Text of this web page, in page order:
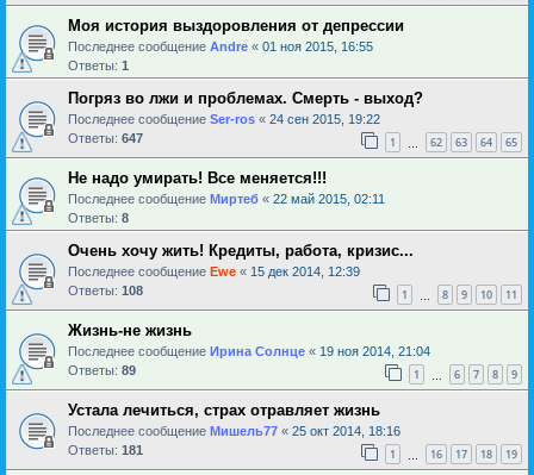
Моя история выздоровления от депрессии
Последнее сообщение Andre « 01 ноя 2015, 16:55
Ответы: 1
Погряз во лжи и проблемах. Смерть - выход?
Последнее сообщение Ser-ros « 24 сен 2015, 19:22
Ответы: 647 1 62 63 64 65
Не надо умирать! Все меняется!!!
Последнее сообщение Миртеб « 22 май 2015, 02:11
Ответы: 8
Очень хочу жить! Кредиты, работа, кризис...
Последнее сообщение Ewe « 15 дек 2014, 12:39
Ответы: 108 1 8 9 10 11
Жизнь-не жизнь
Последнее сообщение Ирина Солнце « 19 ноя 2014, 21:04
Ответы: 89 1 6 7 8 9
Устала лечиться, страх отравляет жизнь
Последнее сообщение Мишель77 « 25 окт 2014, 18:16
Ответы: 181 1 16 17 18 19